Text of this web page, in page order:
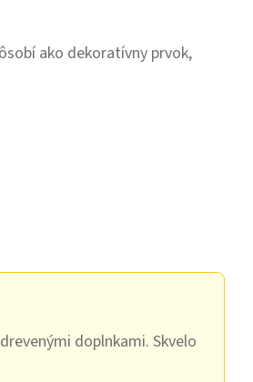
ako dekoratívny prvok,
doplnkami. Skvelo